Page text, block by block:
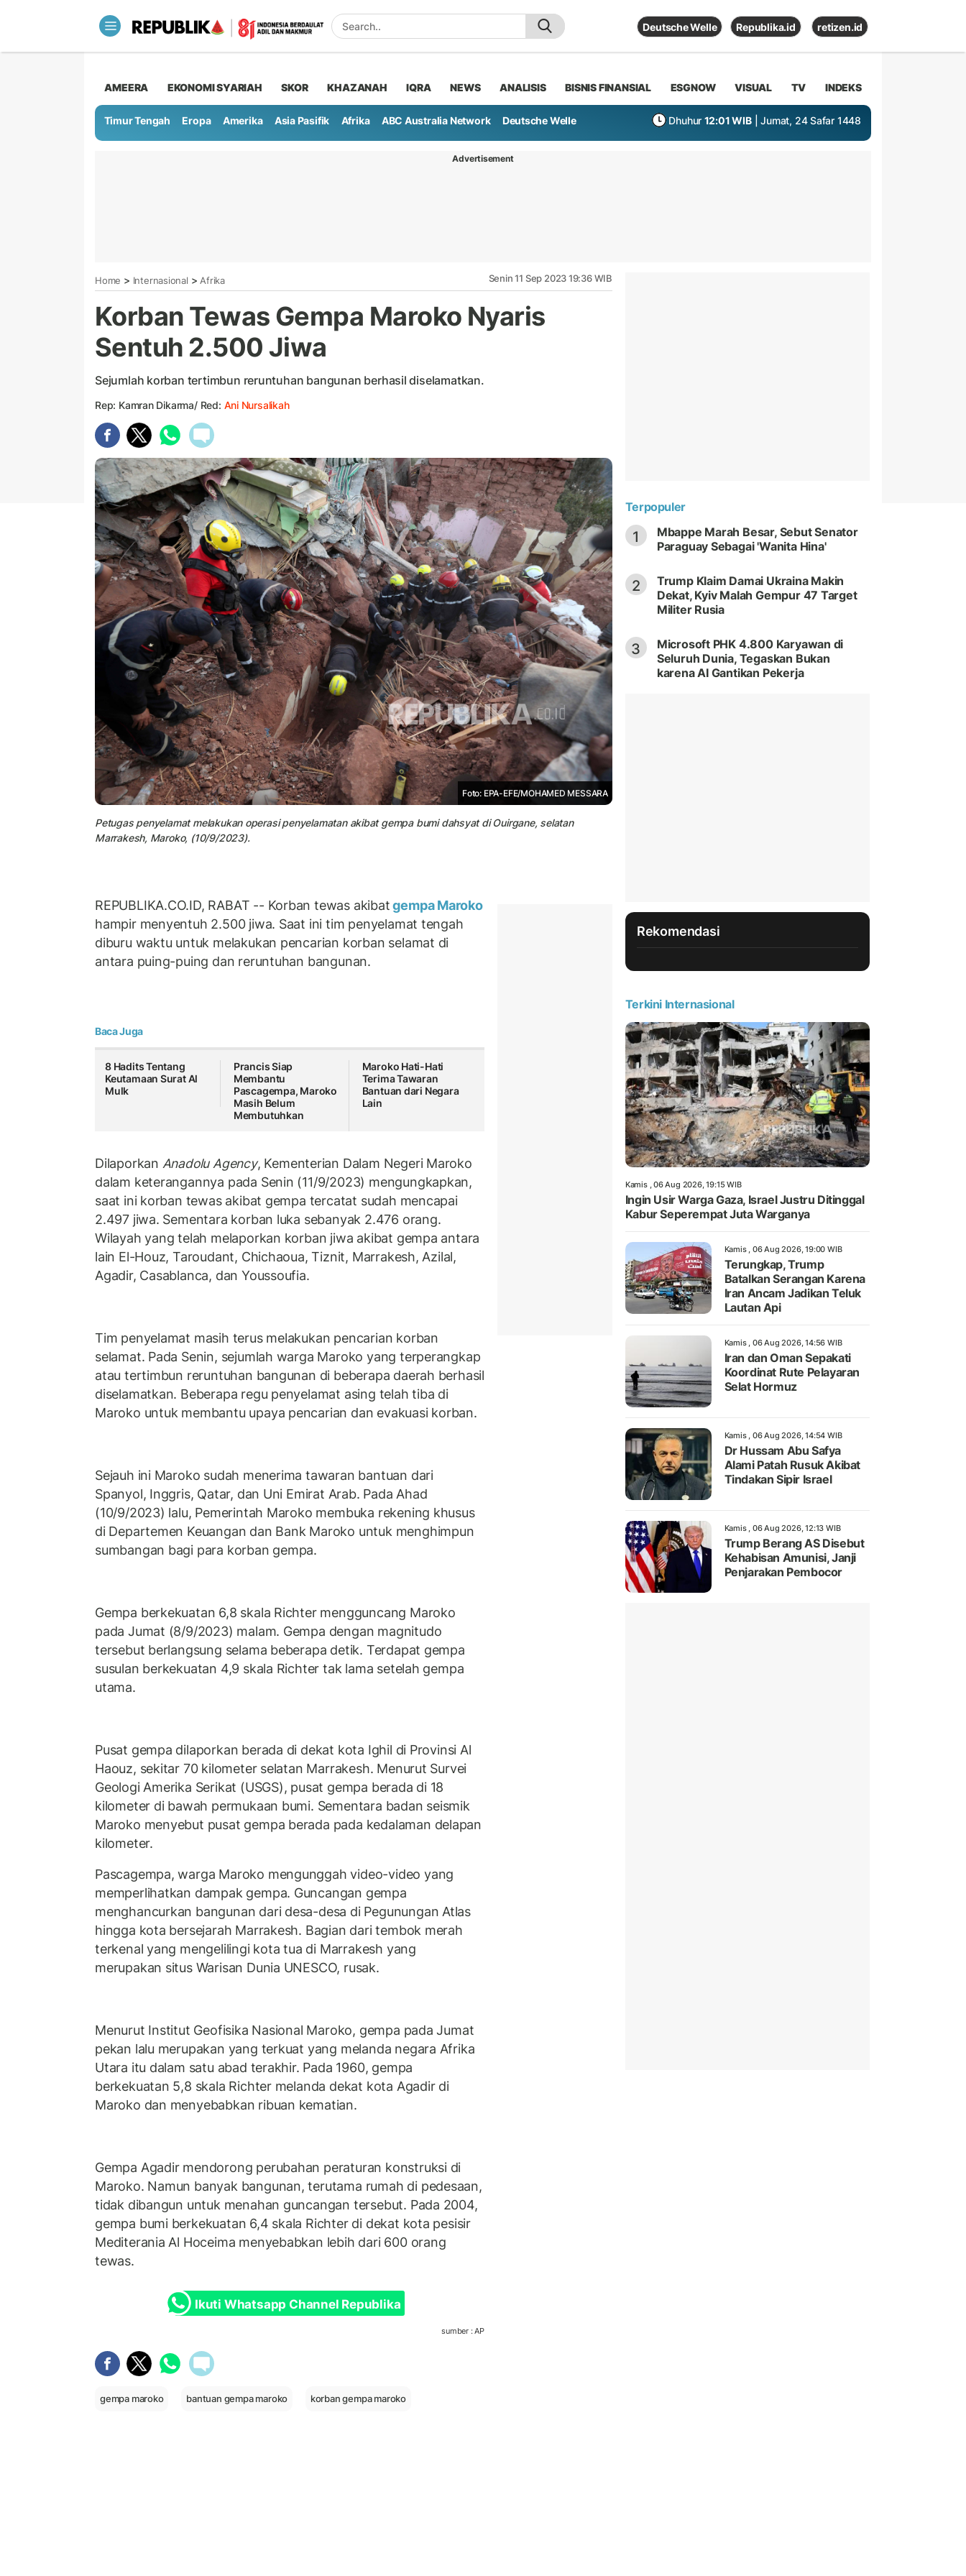
Deutsche Welle Republika.id retizen.id
AMEERA EKONOMI SYARIAH SKOR KHAZANAH IQRA NEWS ANALISIS BISNIS FINANSIAL ESGNOW VISUAL TV INDEKS
Timur Tengah Eropa Amerika Asia Pasifik Afrika ABC Australia Network Deutsche Welle Dhuhur 12:01 WIB | Jumat, 24 Safar 1448
Advertisement
Home > Internasional > Afrika Senin 11 Sep 2023 19:36 WIB
Korban Tewas Gempa Maroko Nyaris
Sentuh 2.500 Jiwa
Sejumlah korban tertimbun reruntuhan bangunan berhasil diselamatkan.
Rep: Kamran Dikarma/ Red: Ani Nursalikah
Foto: EPA-EFE/MOHAMED MESSARA
Petugas penyelamat melakukan operasi penyelamatan akibat gempa bumi dahsyat di Ouirgane, selatan
Marrakesh, Maroko, (10/9/2023).
REPUBLIKA.CO.ID, RABAT -- Korban tewas akibatgempa Maroko
hampir menyentuh 2.500 jiwa. Saat ini tim penyelamat tengah
diburu waktu untuk melakukan pencarian korban selamat di
antara puing-puing dan reruntuhan bangunan.
Baca Juga
8 Hadits Tentang
Keutamaan Surat Al
Mulk
Prancis Siap
Membantu
Pascagempa, Maroko
Masih Belum
Membutuhkan
Maroko Hati-Hati
Terima Tawaran
Bantuan dari Negara
Lain
Dilaporkan Anadolu Agency, Kementerian Dalam Negeri Maroko
dalam keterangannya pada Senin (11/9/2023) mengungkapkan,
saat ini korban tewas akibat gempa tercatat sudah mencapai
2.497 jiwa. Sementara korban luka sebanyak 2.476 orang.
Wilayah yang telah melaporkan korban jiwa akibat gempa antara
lain El-Houz, Taroudant, Chichaoua, Tiznit, Marrakesh, Azilal,
Agadir, Casablanca, dan Youssoufia.
Tim penyelamat masih terus melakukan pencarian korban
selamat. Pada Senin, sejumlah warga Maroko yang terperangkap
atau tertimbun reruntuhan bangunan di beberapa daerah berhasil
diselamatkan. Beberapa regu penyelamat asing telah tiba di
Maroko untuk membantu upaya pencarian dan evakuasi korban.
Sejauh ini Maroko sudah menerima tawaran bantuan dari
Spanyol, Inggris, Qatar, dan Uni Emirat Arab. Pada Ahad
(10/9/2023) lalu, Pemerintah Maroko membuka rekening khusus
di Departemen Keuangan dan Bank Maroko untuk menghimpun
sumbangan bagi para korban gempa.
Gempa berkekuatan 6,8 skala Richter mengguncang Maroko
pada Jumat (8/9/2023) malam. Gempa dengan magnitudo
tersebut berlangsung selama beberapa detik. Terdapat gempa
susulan berkekuatan 4,9 skala Richter tak lama setelah gempa
utama.
Pusat gempa dilaporkan berada di dekat kota Ighil di Provinsi Al
Haouz, sekitar 70 kilometer selatan Marrakesh. Menurut Survei
Geologi Amerika Serikat (USGS), pusat gempa berada di 18
kilometer di bawah permukaan bumi. Sementara badan seismik
Maroko menyebut pusat gempa berada pada kedalaman delapan
kilometer.
Pascagempa, warga Maroko mengunggah video-video yang
memperlihatkan dampak gempa. Guncangan gempa
menghancurkan bangunan dari desa-desa di Pegunungan Atlas
hingga kota bersejarah Marrakesh. Bagian dari tembok merah
terkenal yang mengelilingi kota tua di Marrakesh yang
merupakan situs Warisan Dunia UNESCO, rusak.
Menurut Institut Geofisika Nasional Maroko, gempa pada Jumat
pekan lalu merupakan yang terkuat yang melanda negara Afrika
Utara itu dalam satu abad terakhir. Pada 1960, gempa
berkekuatan 5,8 skala Richter melanda dekat kota Agadir di
Maroko dan menyebabkan ribuan kematian.
Gempa Agadir mendorong perubahan peraturan konstruksi di
Maroko. Namun banyak bangunan, terutama rumah di pedesaan,
tidak dibangun untuk menahan guncangan tersebut. Pada 2004,
gempa bumi berkekuatan 6,4 skala Richter di dekat kota pesisir
Mediterania Al Hoceima menyebabkan lebih dari 600 orang
tewas.
Ikuti Whatsapp Channel Republika
sumber : AP
gempa maroko bantuan gempa maroko korban gempa maroko
Terpopuler
1
Mbappe Marah Besar, Sebut Senator
Paraguay Sebagai 'Wanita Hina'
2
Trump Klaim Damai Ukraina Makin
Dekat, Kyiv Malah Gempur 47 Target
Militer Rusia
3
Microsoft PHK 4.800 Karyawan di
Seluruh Dunia, Tegaskan Bukan
karena AI Gantikan Pekerja
Rekomendasi
Terkini Internasional
Kamis , 06 Aug 2026, 19:15 WIB
Ingin Usir Warga Gaza, Israel Justru Ditinggal
Kabur Seperempat Juta Warganya
Kamis , 06 Aug 2026, 19:00 WIB
Terungkap, Trump
Batalkan Serangan Karena
Iran Ancam Jadikan Teluk
Lautan Api
Kamis , 06 Aug 2026, 14:56 WIB
Iran dan Oman Sepakati
Koordinat Rute Pelayaran
Selat Hormuz
Kamis , 06 Aug 2026, 14:54 WIB
Dr Hussam Abu Safya
Alami Patah Rusuk Akibat
Tindakan Sipir Israel
Kamis , 06 Aug 2026, 12:13 WIB
Trump Berang AS Disebut
Kehabisan Amunisi, Janji
Penjarakan Pembocor